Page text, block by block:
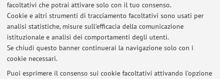
facoltativi che potrai attivare solo con il tuo consenso.
Cookie e altri strumenti di tracciamento facoltativi sono usati per
analisi statistiche, misure sull'efficacia della comunicazione
istituzionale e analisi dei comportamenti degli utenti.
Se chiudi questo banner continuerai la navigazione solo con i
cookie necessari.
Puoi esprimere il consenso sui cookie facoltativi attivando l'opzione
Dipartimento di Sociologia e Diritto dell'Economia
Strada Maggiore 45, Bologna -Vai alla mappa
Ultimi avvisi